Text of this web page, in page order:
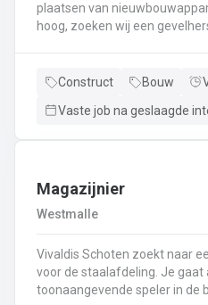
plaatsen van
hoog, zoeken wij een
collegas. Je zal voornamelijk
gevel;Opnieuw voegen van
wapening en voorzien van
2de natuur en heeft weinig
Construct Bouw
Vaste job na geslaagde
Magazijnier
Westmalle
Vivaldis Schoten zoekt naar
voor de staalafdeling. Je gaat
toonaangevende speler in de